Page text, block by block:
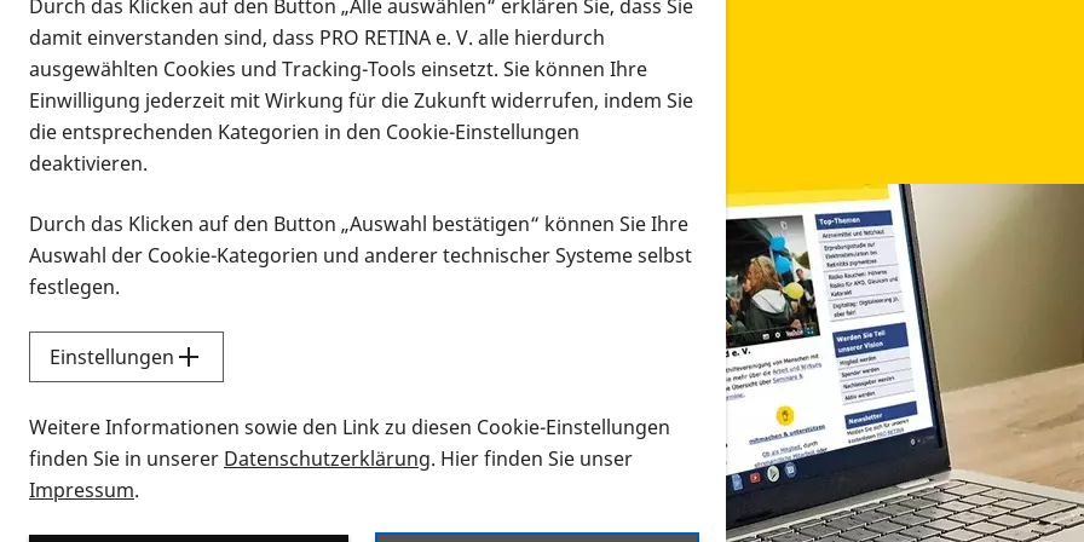
Infomaterial
Infomaterial
Vorlesen
Alle Infomaterialien in verschiedenen Formaten an
Sie möchten wissen, wie Sie nach Infonmaterial suchen und dieses bestellen bzw.
Durch das Klicken auf den Button „Alle auswählen“ erklären Sie, dass Sie
damit einverstanden sind, dass PRO RETINA e. V. alle hierdurch
ausgewählten Cookies und Tracking-Tools einsetzt. Sie können Ihre
Einwilligung jederzeit mit Wirkung für die Zukunft widerrufen, indem Sie
die entsprechenden Kategorien in den Cookie-Einstellungen
deaktivieren.
Durch das Klicken auf den Button „Auswahl bestätigen“ können Sie Ihre
Auswahl der Cookie-Kategorien und anderer technischer Systeme selbst
festlegen.
Einstellungen
Weitere Informationen sowie den Link zu diesen Cookie-Einstellungen
finden Sie in unserer Datenschutzerklärung. Hier finden Sie unser
Impressum.